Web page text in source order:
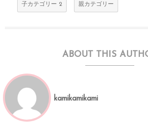
子カテゴリー 2 親カテゴリー
ABOUT THIS
kamikamikami